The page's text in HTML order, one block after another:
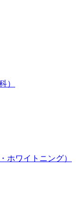
）
ホワイトニング）